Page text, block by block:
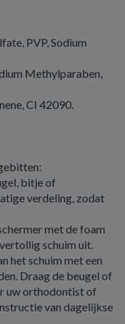
PVP, Sodium
Methylparaben,
CI 42090.
bitje of
verdeling, zodat
met de foam
schuim uit.
het schuim met een
Draag de beugel of
uw orthodontist of
van dagelijkse